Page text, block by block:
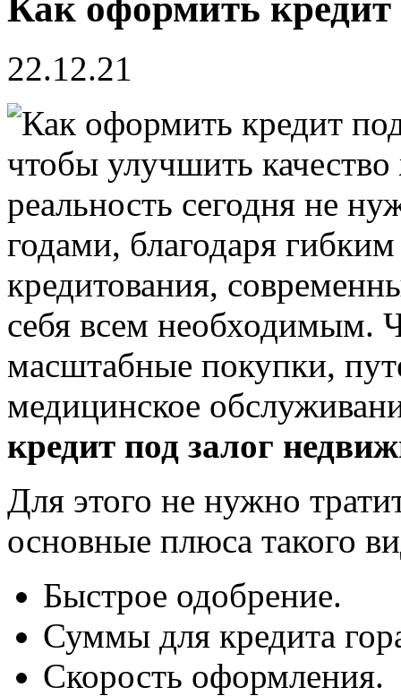
Как оформить кредит
22.12.21
чтобы улучшить
реальность сегодня не
годами, благодаря
кредитования,
себя всем необходимым.
масштабные покупки,
медицинское
кредит под залог
Для этого не нужно
основные плюса такого
Быстрое одобрение.
Суммы для кредита
Скорость оформления.